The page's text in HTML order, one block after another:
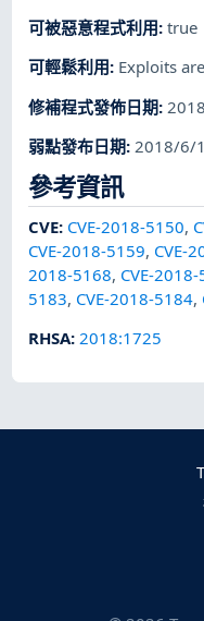
可被惡意程式利用:true
可輕鬆利用: Exploits
修補程式發佈日期:
弱點發布日期:2018/6/
參考資訊
CVE: CVE-2018-5150,
CVE-2018-5159, CVE-
2018-5168, CVE-
5183, CVE-2018-5184,
RHSA:2018:1725